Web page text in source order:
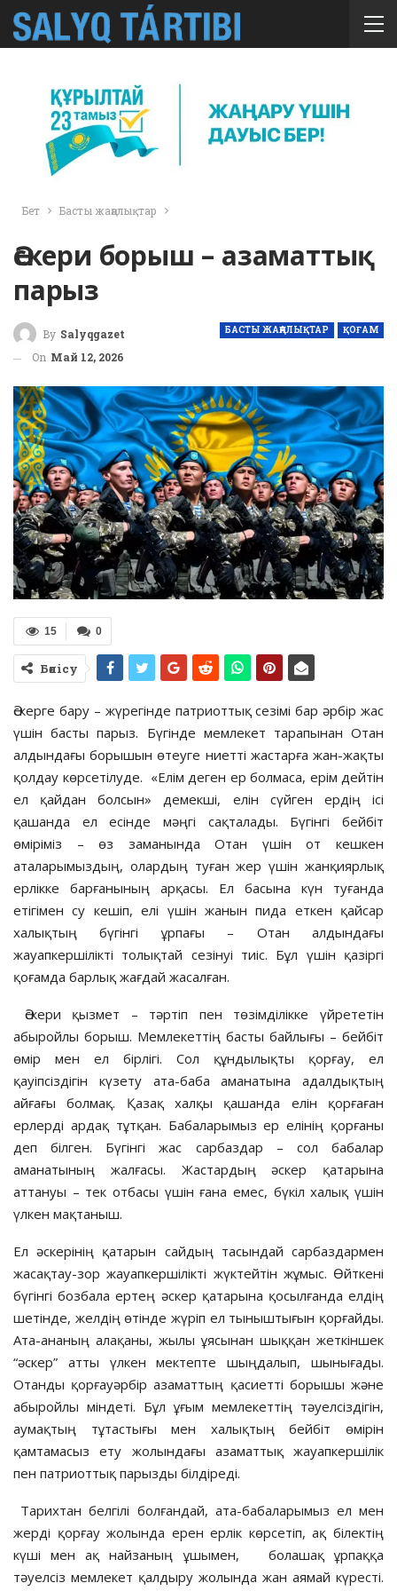
Бет Басты жаңалықтар
Әскери борыш – азаматтық
парыз
БАСТЫ ЖАҢАЛЫҚТАР ҚОҒАМ
By Salyqgazet
On Май 12, 2026
0
15
Бөлісу
Әскерге бару – жүрегінде патриоттық сезімі бар әрбір жас
үшін басты парыз. Бүгінде мемлекет тарапынан Отан
алдындағы борышын өтеуге ниетті жастарға жан-жақты
қолдау көрсетілуде. «Елім деген ер болмаса, ерім дейтін
ел қайдан болсын» демекші, елін сүйген ердің ісі
қашанда ел есінде мәңгі сақталады. Бүгінгі бейбіт
өміріміз – өз заманында Отан үшін от кешкен
аталарымыздың, олардың туған жер үшін жанқиярлық
ерлікке барғанының арқасы. Ел басына күн туғанда
етігімен су кешіп, елі үшін жанын пида еткен қайсар
халықтың бүгінгі ұрпағы – Отан алдындағы
жауапкершілікті толықтай сезінуі тиіс. Бұл үшін қазіргі
қоғамда барлық жағдай жасалған.
Әскери қызмет – тәртіп пен төзімділікке үйрететін
абыройлы борыш. Мемлекеттің басты байлығы – бейбіт
өмір мен ел бірлігі. Сол құндылықты қорғау, ел
қауіпсіздігін күзету ата-баба аманатына адалдықтың
айғағы болмақ. Қазақ халқы қашанда елін қорғаған
ерлерді ардақ тұтқан. Бабаларымыз ер елінің қорғаны
деп білген. Бүгінгі жас сарбаздар – сол бабалар
аманатының жалғасы. Жастардың әскер қатарына
аттануы – тек отбасы үшін ғана емес, бүкіл халық үшін
үлкен мақтаныш.
Ел әскерінің қатарын сайдың тасындай сарбаздармен
жасақтау-зор жауапкершілікті жүктейтін жұмыс. Өйткені
бүгінгі бозбала ертең әскер қатарына қосылғанда елдің
шетінде, желдің өтінде жүріп ел тыныштығын қорғайды.
Ата-ананың алақаны, жылы ұясынан шыққан жеткіншек
“әскер” атты үлкен мектепте шыңдалып, шынығады.
Отанды қорғауәрбір азаматтың қасиетті борышы және
абыройлы міндеті. Бұл ұғым мемлекеттің тәуелсіздігін,
аумақтың тұтастығы мен халықтың бейбіт өмірін
қамтамасыз ету жолындағы азаматтық жауапкершілік
пен патриоттық парызды білдіреді.
Тарихтан белгілі болғандай, ата-бабаларымыз ел мен
жерді қорғау жолында ерен ерлік көрсетіп, ақ білектің
күші мен ақ найзаның ұшымен, болашақ ұрпаққа
тәуелсіз мемлекет қалдыру жолында жан аямай күресті.